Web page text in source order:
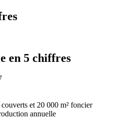
en 5 chiffres
et 20 000 m² foncier
annuelle